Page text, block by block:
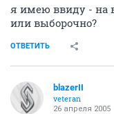
я имею ввиду - на
или выборочно?
ОТВЕТИТЬ
blazerII
veteran
26 апреля 2005